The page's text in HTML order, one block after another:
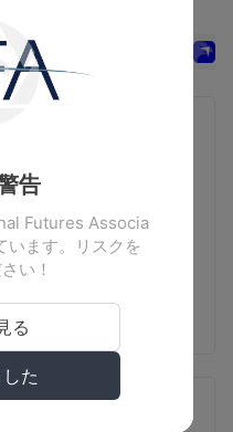
King
dom)
ータス
Kingdom)
告
Futures Associa
います。リスクを
い！
る
た